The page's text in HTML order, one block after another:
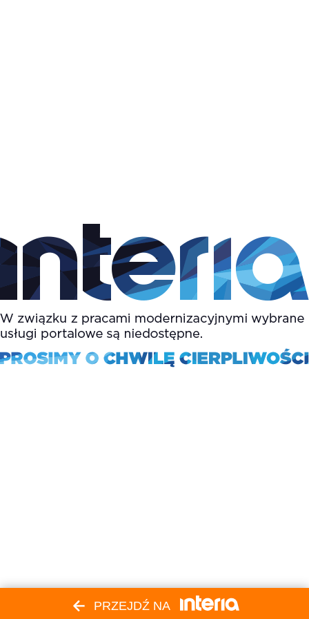
PRZEJDŹ NA